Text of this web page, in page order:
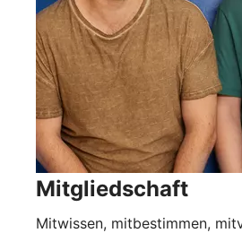
Mitgliedschaft
Mitwissen, mitbestimmen,